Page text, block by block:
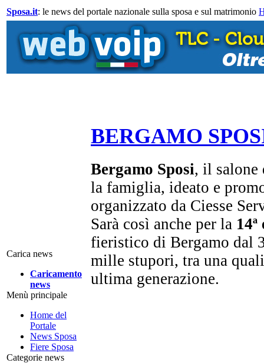
Sposa.it: le news del portale nazionale sulla sposa e sul matrimonio
Carica news
Caricamento
news
Menù principale
Home del
Portale
News Sposa
Fiere Sposa
Categorie news
BERGAMO
Bergamo Sposi, il salone
la famiglia, ideato e
organizzato da Ciesse
Sarà così anche per la
fieristico di Bergamo dal
mille stupori, tra una
ultima generazione.